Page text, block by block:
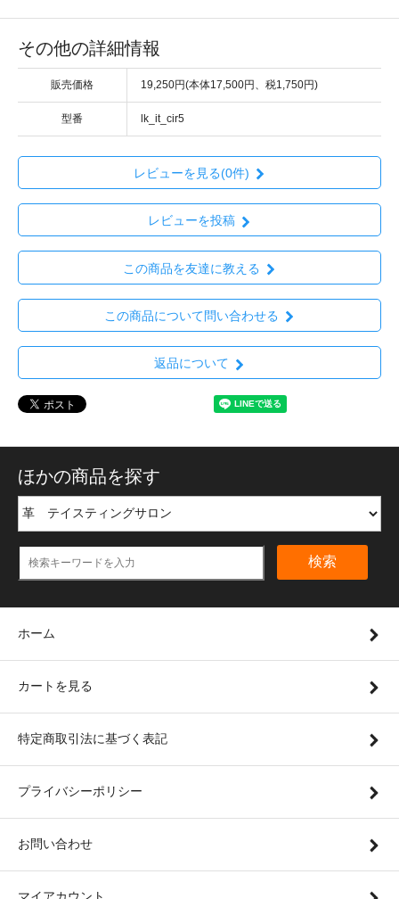
その他の詳細情報
販売価格 19,250円(本体17,500円、税1,750円)
型番 lk_it_cir5
レビューを見る(0件)
レビューを投稿
この商品を友達に教える
この商品について問い合わせる
返品について
ほかの商品を探す
検索
ホーム
カートを見る
特定商取引法に基づく表記
プライバシーポリシー
お問い合わせ